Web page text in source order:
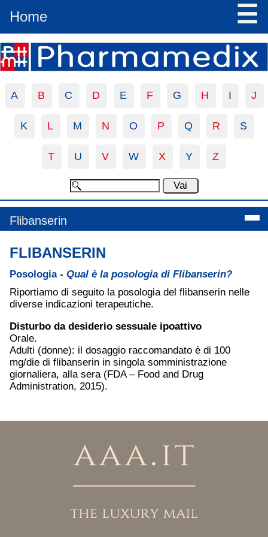
Home ☰
A B C D E F G H I J
K L M N O P Q R S
T U V W X Y Z
Flibanserin
FLIBANSERIN
Posologia - Qual è la posologia di Flibanserin?
Riportiamo di seguito la posologia del flibanserin nelle
diverse indicazioni terapeutiche.
Disturbo da desiderio sessuale ipoattivo
Orale.
Adulti (donne): il dosaggio raccomandato è di 100
mg/die di flibanserin in singola somministrazione
giornaliera, alla sera (FDA – Food and Drug
Administration, 2015).